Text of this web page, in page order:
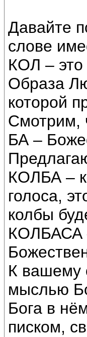
Давайте
слове
КОЛ – это
Образа
которой
Смотрим,
БА –
КОЛБА –
голоса,
колбы
КОЛБАСА
К вашему
мыслью
Бога в
писком,